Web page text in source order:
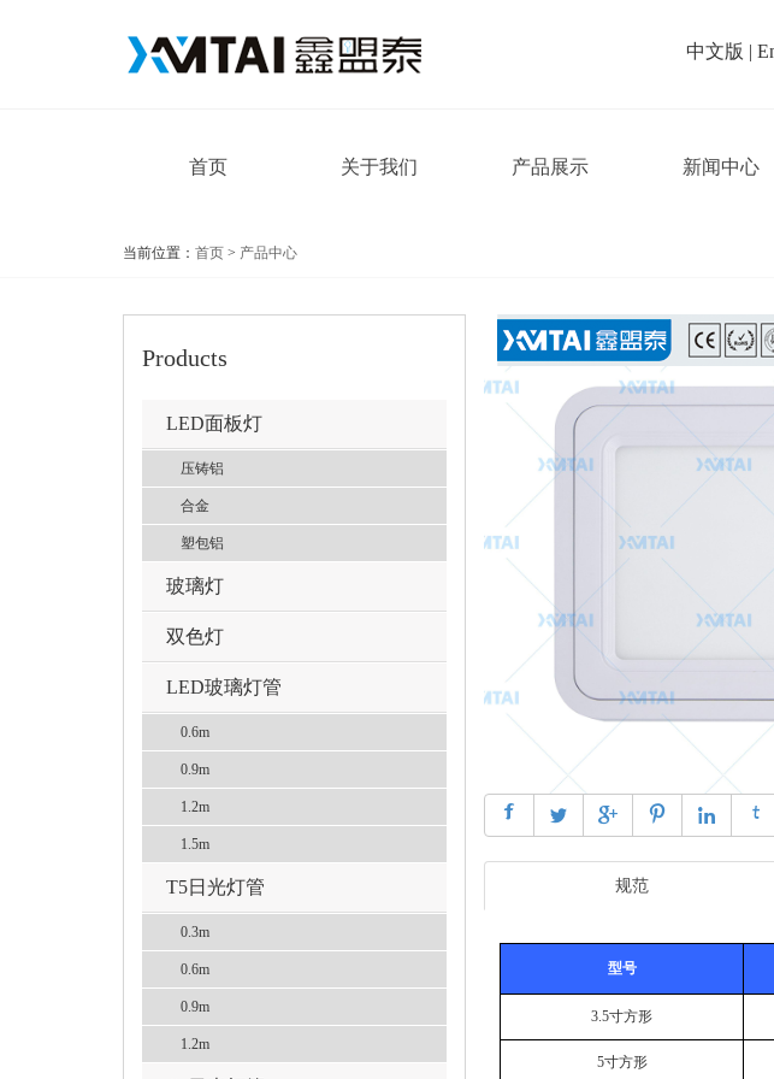
中文版 |
首页 关于我们 产品展示 新闻中心
当前位置： 首页 > 产品中心
Products
LED面板灯
压铸铝
合金
塑包铝
玻璃灯
双色灯
LED玻璃灯管
0.6m
0.9m
1.2m
1.5m
T5日光灯管
0.3m
0.6m
0.9m
1.2m
㖖     㐶
规范
型号
3.5寸方形
5寸方形